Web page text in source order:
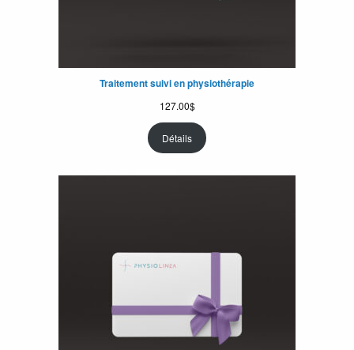
Traitement suivi en physiothérapie
127.00$
Détails